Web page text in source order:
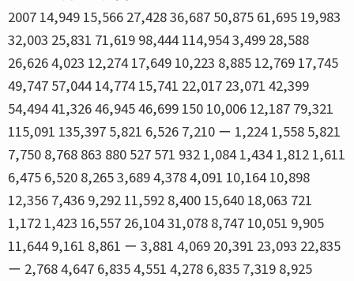
2007 14,949 15,566 27,428 36,687 50,875 61,695 19,983
32,003 25,831 71,619 98,444 114,954 3,499 28,588
26,626 4,023 12,274 17,649 10,223 8,885 12,769 17,745
49,747 57,044 14,774 15,741 22,017 23,071 42,399
54,494 41,326 46,945 46,699 150 10,006 12,187 79,321
115,091 135,397 5,821 6,526 7,210 ー 1,224 1,558 5,821
7,750 8,768 863 880 527 571 932 1,084 1,434 1,812 1,611
6,475 6,520 8,265 3,689 4,378 4,091 10,164 10,898
12,356 7,436 9,292 11,592 8,400 15,640 18,063 721
1,172 1,423 16,557 26,104 31,078 8,747 10,051 9,905
11,644 9,161 8,861 ー 3,881 4,069 20,391 23,093 22,835
ー 2,768 4,647 6,835 4,551 4,278 6,835 7,319 8,925